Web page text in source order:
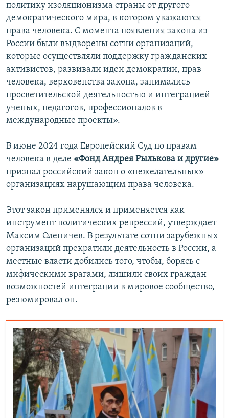
политику изоляционизма страны от другого
демократического мира, в котором уважаются
права человека. С момента появления закона из
России были выдворены сотни организаций,
которые осуществляли поддержку гражданских
активистов, развивали идеи демократии, прав
человека, верховенства закона, занимались
просветительской деятельностью и интеграцией
ученых, педагогов, профессионалов в
международные проекты».
В июне 2024 года Европейский Суд по правам
человека в деле «Фонд Андрея Рылькова и другие»
признал российский закон о «нежелательных»
организациях нарушающим права человека.
Этот закон применялся и применяется как
инструмент политических репрессий, утверждает
Максим Оленичев. В результате сотни зарубежных
организаций прекратили деятельность в России, а
местные власти добились того, чтобы, борясь с
мифическими врагами, лишили своих граждан
возможностей интеграции в мировое сообщество,
резюмировал он.